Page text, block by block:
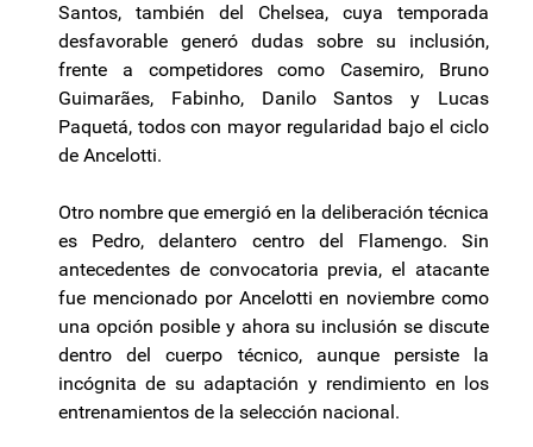
Santos, también del Chelsea, cuya temporada
desfavorable generó dudas sobre su inclusión,
frente a competidores como Casemiro, Bruno
Guimarães, Fabinho, Danilo Santos y Lucas
Paquetá, todos con mayor regularidad bajo el ciclo
de Ancelotti.
Otro nombre que emergió en la deliberación técnica
es Pedro, delantero centro del Flamengo. Sin
antecedentes de convocatoria previa, el atacante
fue mencionado por Ancelotti en noviembre como
una opción posible y ahora su inclusión se discute
dentro del cuerpo técnico, aunque persiste la
incógnita de su adaptación y rendimiento en los
entrenamientos de la selección nacional.